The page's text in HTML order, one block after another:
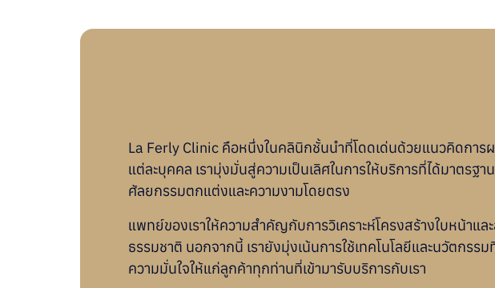
La Ferly Clinic คือหนึ่งในคลินิกชั้นนำที่โดดเด่นด้วยแนวคิดการ
แต่ละบุคคล เรามุ่งมั่นสู่ความเป็นเลิศในการให้บริการที่ได้มาตร
ศัลยกรรมตกแต่งและความงามโดยตรง
แพทย์ของเราให้ความสำคัญกับการวิเคราะห์โครงสร้างใบหน้าแ
ธรรมชาติ นอกจากนี้ เรายังมุ่งเน้นการใช้เทคโนโลยีและนวัตก
ความมั่นใจให้แก่ลูกค้าทุกท่านที่เข้ามารับบริการกับเรา